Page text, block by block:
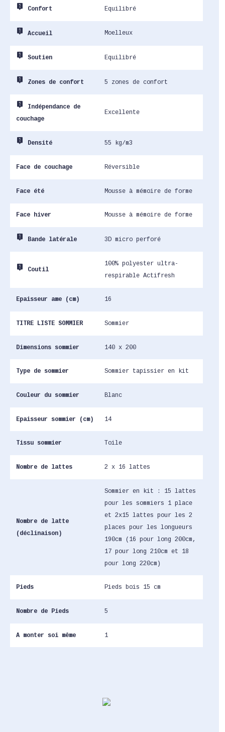
live_help Confort Equilibré
live_help Accueil Moelleux
live_help Soutien Equilibré
live_help Zones de confort 5 zones de confort
live_help
Indépendance de
couchage
Excellente
live_help Densité 55 kg/m3
Face de couchage Réversible
Face été Mousse à mémoire de forme
Face hiver Mousse à mémoire de forme
live_help Bande latérale 3D micro perforé
live_help Coutil
100% polyester ultra-
respirable Actifresh
Epaisseur ame (cm) 16
TITRE LISTE SOMMIER Sommier
Dimensions sommier 140 x 200
Type de sommier Sommier tapissier en kit
Couleur du sommier Blanc
Epaisseur sommier (cm) 14
Tissu sommier Toile
Nombre de lattes 2 x 16 lattes
Nombre de latte
(déclinaison)
Sommier en kit : 15 lattes
pour les sommiers 1 place
et 2x15 lattes pour les 2
places pour les longueurs
190cm (16 pour long 200cm,
17 pour long 210cm et 18
pour long 220cm)
Pieds Pieds bois 15 cm
Nombre de Pieds 5
A monter soi même 1